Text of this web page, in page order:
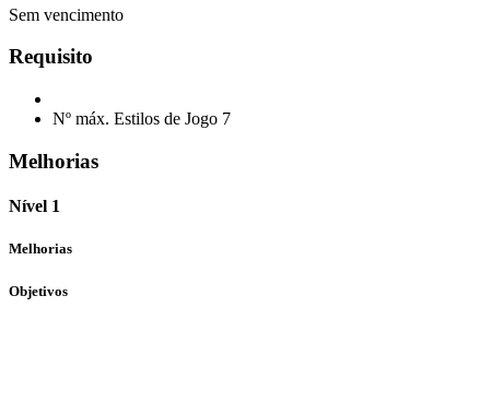
Sem vencimento
Requisito
Nº máx. Estilos de Jogo 7
Melhorias
Nível 1
Melhorias
Objetivos